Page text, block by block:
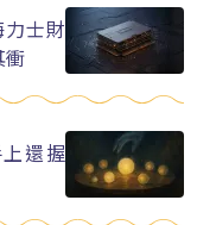
士財
衝
還握